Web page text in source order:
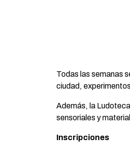
Todas las semanas
ciudad,
Además, la
sensoriales y
Inscripciones